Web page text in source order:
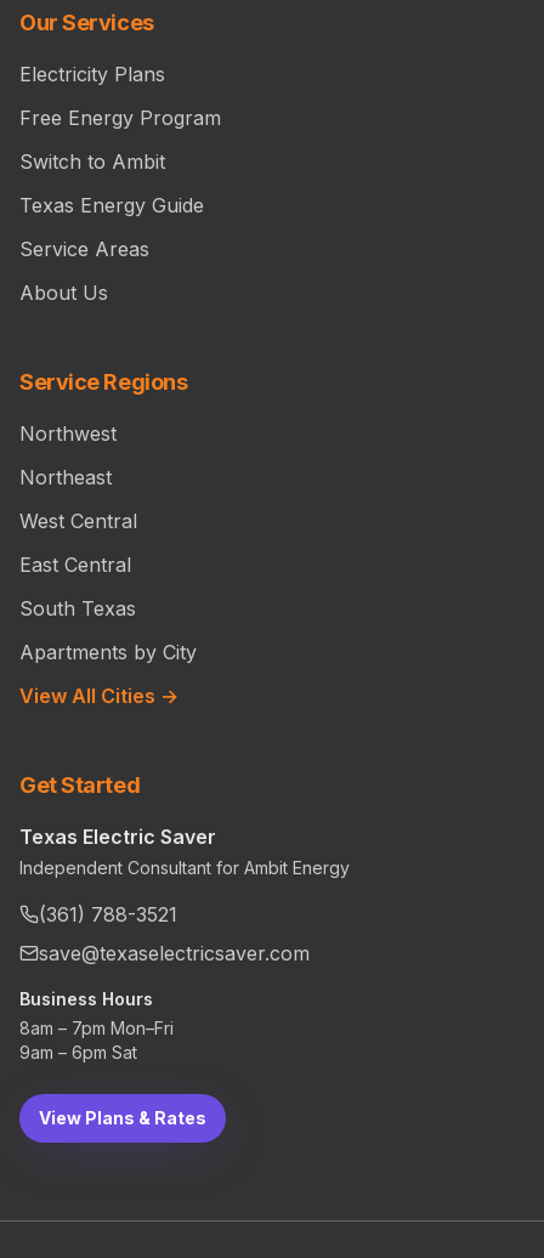
Our Services
Electricity Plans
Free Energy Program
Switch to Ambit
Texas Energy Guide
Service Areas
About Us
Service Regions
Northwest
Northeast
West Central
East Central
South Texas
Apartments by City
View All Cities →
Get Started
Texas Electric Saver
Independent Consultant for Ambit Energy
(361) 788-3521
save@texaselectricsaver.com
Business Hours
8am – 7pm Mon–Fri
9am – 6pm Sat
View Plans & Rates